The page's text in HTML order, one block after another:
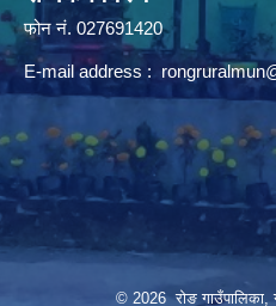
फोन न‌ं. 027691420
E-mail address :
© 2026 रोङ गाउँपालिका,